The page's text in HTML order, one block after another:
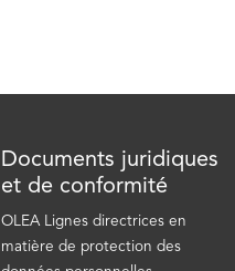
Documents juridiques
et de conformité
OLEA Lignes directrices en
matière de protection des